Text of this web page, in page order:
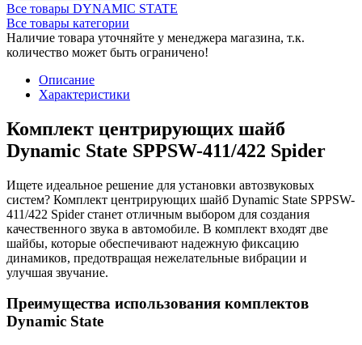
Все товары DYNAMIC STATE
Все товары категории
Наличие товара уточняйте у менеджера магазина, т.к.
количество может быть ограничено!
Описание
Характеристики
Комплект центрирующих шайб
Dynamic State SPPSW-411/422 Spider
Ищете идеальное решение для установки автозвуковых
систем? Комплект центрирующих шайб Dynamic State SPPSW-
411/422 Spider станет отличным выбором для создания
качественного звука в автомобиле. В комплект входят две
шайбы, которые обеспечивают надежную фиксацию
динамиков, предотвращая нежелательные вибрации и
улучшая звучание.
Преимущества использования комплектов
Dynamic State